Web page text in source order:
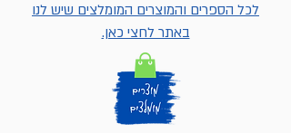
לכל הספרים והמוצרים המומלצים שיש לנו
באתר לחצי כאן.